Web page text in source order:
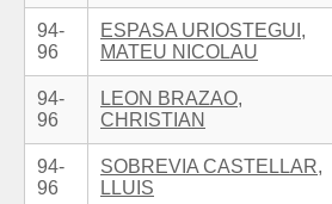
94-
96
ESPASA URIOSTEGUI,
MATEU NICOLAU
94-
96
LEON BRAZAO,
CHRISTIAN
94-
96
SOBREVIA CASTELLAR,
LLUIS